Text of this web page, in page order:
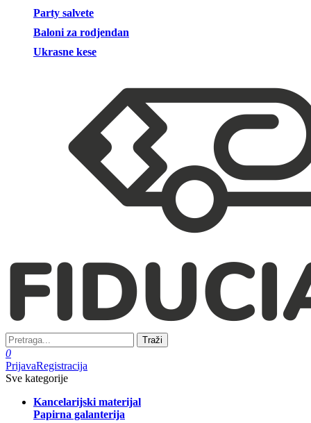
Party salvete
Baloni za rodjendan
Ukrasne kese
Traži
0
PrijavaRegistracija
Sve kategorije
Kancelarijski materijal
Papirna galanterija